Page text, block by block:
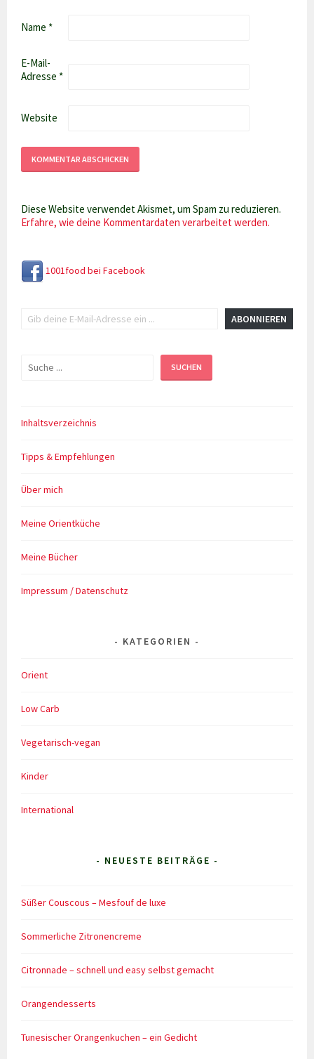
Name *
E-Mail-
Adresse *
Website
Diese Website verwendet Akismet, um Spam zu reduzieren.
Erfahre, wie deine Kommentardaten verarbeitet werden.
1001food bei Facebook
ABONNIEREN
Suchen SUCHEN
Inhaltsverzeichnis
Tipps & Empfehlungen
Über mich
Meine Orientküche
Meine Bücher
Impressum / Datenschutz
KATEGORIEN
Orient
Low Carb
Vegetarisch-vegan
Kinder
International
- NEUESTE BEITRÄGE -
Süßer Couscous – Mesfouf de luxe
Sommerliche Zitronencreme
Citronnade – schnell und easy selbst gemacht
Orangendesserts
Tunesischer Orangenkuchen – ein Gedicht